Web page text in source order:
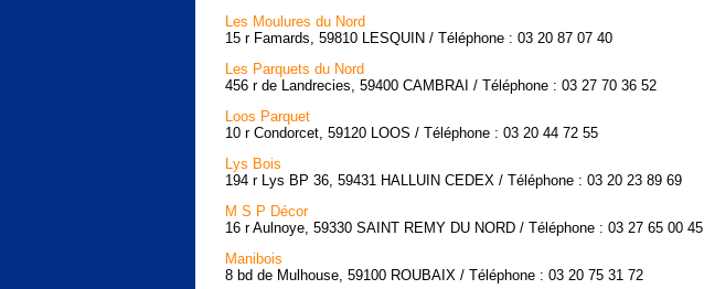
Les Moulures du Nord
15 r Famards, 59810 LESQUIN / Téléphone : 03 20 87 07 40
Les Parquets du Nord
456 r de Landrecies, 59400 CAMBRAI / Téléphone : 03 27 70 36 52
Loos Parquet
10 r Condorcet, 59120 LOOS / Téléphone : 03 20 44 72 55
Lys Bois
194 r Lys BP 36, 59431 HALLUIN CEDEX / Téléphone : 03 20 23 89 69
M S P Décor
16 r Aulnoye, 59330 SAINT REMY DU NORD / Téléphone : 03 27 65 00 45
Manibois
8 bd de Mulhouse, 59100 ROUBAIX / Téléphone : 03 20 75 31 72